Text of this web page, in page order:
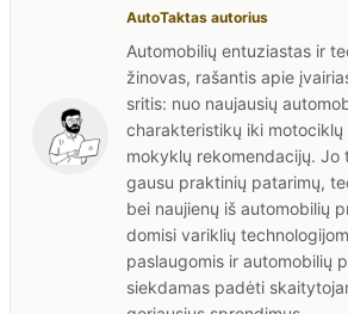
AutoTaktas autorius
Automobilių entuziastas ir
žinovas, rašantis apie
sritis: nuo naujausių
charakteristikų iki motociklų
mokyklų rekomendacijų. Jo
gausu praktinių patarimų,
bei naujienų iš automobilių
domisi variklių
paslaugomis ir automobilių
siekdamas padėti